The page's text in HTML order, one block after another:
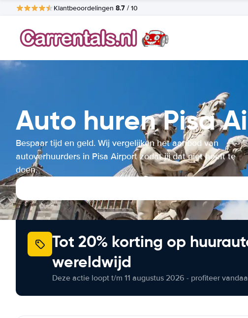
Klantbeoordelingen 8.7 / 10
Auto huren Pisa
Bespaar tijd en geld. Wij vergelijken het aanbod van
autoverhuurders in Pisa Airport zodat jij dat niet hoeft te
doen.
Tot 20% korting op
wereldwijd
Deze actie loopt t/m 11 augustus 2026 - profiteer